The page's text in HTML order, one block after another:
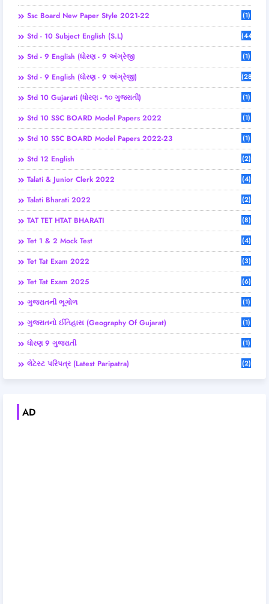
Ssc Board New Paper Style 2021-22 (1)
Std - 10 Subject English (S.L) (44)
Std - 9 English (ધોરણ - 9 અંગ્રેજી (1)
Std - 9 English (ધોરણ - 9 અંગ્રેજી) (28)
Std 10 Gujarati (ધોરણ - ૧૦ ગુજરાતી) (1)
Std 10 SSC BOARD Model Papers 2022 (1)
Std 10 SSC BOARD Model Papers 2022-23 (1)
Std 12 English (2)
Talati & Junior Clerk 2022 (4)
Talati Bharati 2022 (2)
TAT TET HTAT BHARATI (8)
Tet 1 & 2 Mock Test (4)
Tet Tat Exam 2022 (3)
Tet Tat Exam 2025 (6)
ગુજરાતની ભૂગોળ (1)
ગુજરાતનો ઈતિહાસ (Geography Of Gujarat) (1)
ધોરણ 9 ગુજરાતી (1)
લેટેસ્ટ પરિપત્ર (Latest Paripatra) (2)
AD